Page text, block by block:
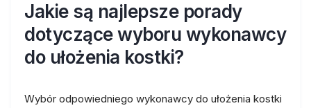
Jakie są najlepsze porady
dotyczące wyboru wykonawcy
do ułożenia kostki?
Wybór odpowiedniego wykonawcy do ułożenia kostki